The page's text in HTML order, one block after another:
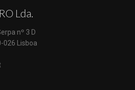
Lda.
nº 3 D
026 Lisboa